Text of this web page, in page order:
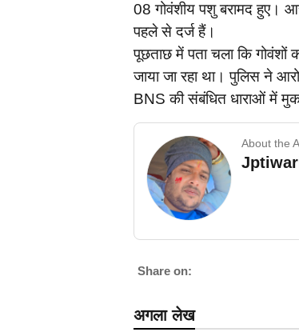
08 गोवंशीय पशु बरामद हुए।
पहले से दर्ज हैं।
पूछताछ में पता चला कि गोवंशों
जाया जा रहा था। पुलिस ने
BNS की संबंधित धाराओं में
About the
Share on:
अगला लेख